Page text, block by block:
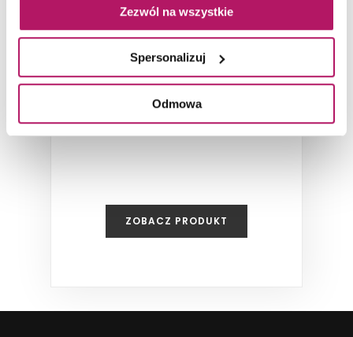
Zezwól na wszystkie
Spersonalizuj
Odmowa
Opoczno Smith Stone Graphite
Matt Rect NT1325-001-1
Płytka ścienna, 39,8x119,8 cm
ZOBACZ PRODUKT